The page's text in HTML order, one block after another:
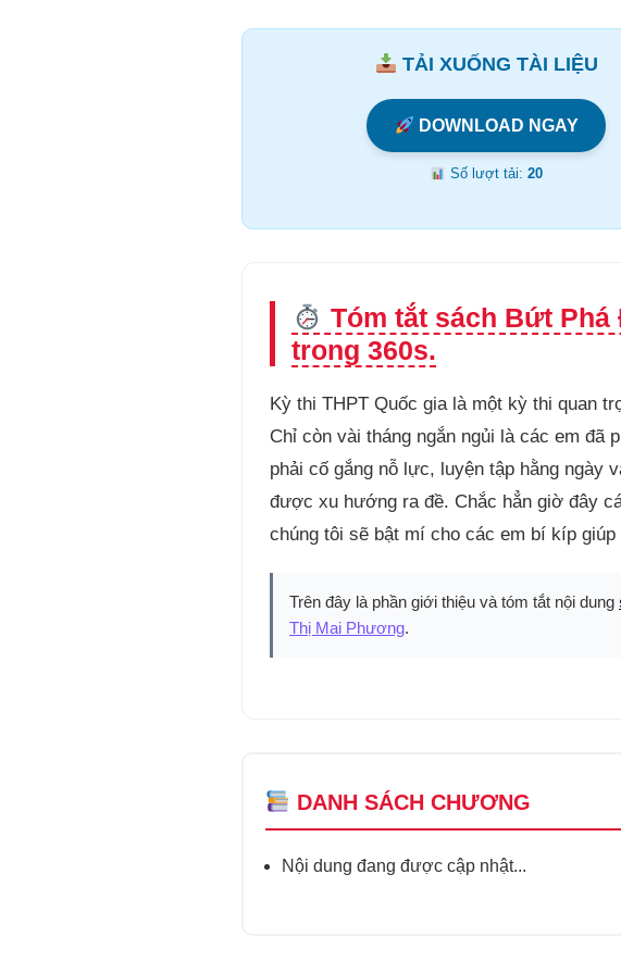
TẢI XUỐNG TÀI LIỆU
DOWNLOAD NGAY
Số lượt tải: 20
Tóm tắt sách Bứt Phá
trong 360s.
Kỳ thi THPT Quốc gia là một kỳ thi quan
Chỉ còn vài tháng ngắn ngủi là các em
phải cố gắng nỗ lực, luyện tập hằng ngày
được xu hướng ra đề. Chắc hẳn giờ đây
chúng tôi sẽ bật mí cho các em bí kíp
Trên đây là phần giới thiệu và tóm tắt nội dung
Thị Mai Phương.
DANH SÁCH CHƯƠNG
Nội dung đang được cập nhật...